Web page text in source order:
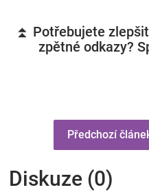
⏫ Potřebujete
zpětné odkazy?
Předchozí
Diskuze (0)